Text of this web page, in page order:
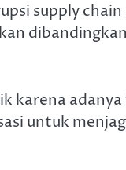
supply
karena
untuk